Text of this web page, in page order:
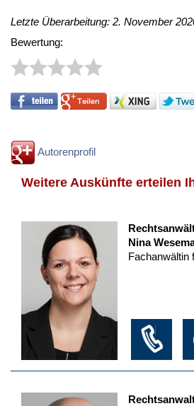
Letzte Überarbeitung: 2. November
Bewertung:
Autorenprofil
Weitere Auskünfte erteilen
Nina
Fachanwältin